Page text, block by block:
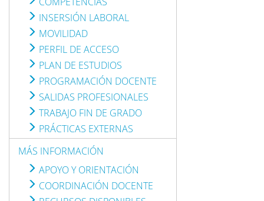
INSERSIÓN LABORAL
MOVILIDAD
PERFIL DE ACCESO
PLAN DE ESTUDIOS
PROGRAMACIÓN DOCENTE
SALIDAS PROFESIONALES
TRABAJO FIN DE GRADO
PRÁCTICAS EXTERNAS
MÁS INFORMACIÓN
APOYO Y ORIENTACIÓN
COORDINACIÓN DOCENTE